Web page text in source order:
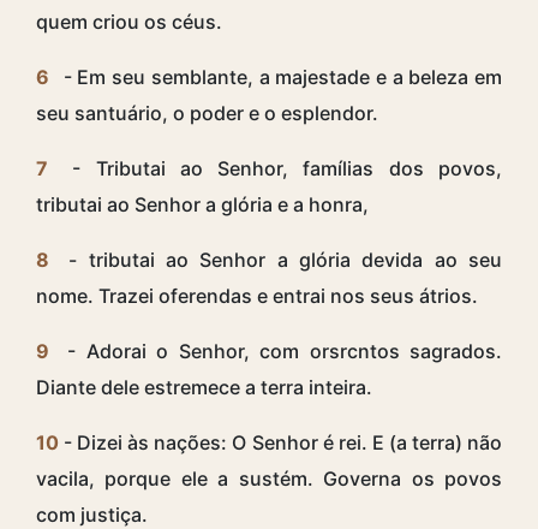
quem criou os céus.
6
- Em seu semblante, a majestade e a beleza em
seu santuário, o poder e o esplendor.
7
- Tributai ao Senhor, famílias dos povos,
tributai ao Senhor a glória e a honra,
8
- tributai ao Senhor a glória devida ao seu
nome. Trazei oferendas e entrai nos seus átrios.
9
- Adorai o Senhor, com orsrcntos sagrados.
Diante dele estremece a terra inteira.
10 - Dizei às nações: O Senhor é rei. E (a terra) não
vacila, porque ele a sustém. Governa os povos
com justiça.